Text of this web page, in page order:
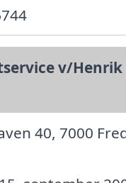
v/Henrik
40, 7000